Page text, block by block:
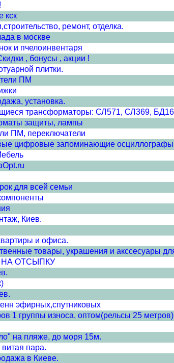
кск
ремонт, отделка.
в москве
и пчелоинвентаря
, бонусы , акции !
плитки.
ПМ
установка.
трансформаторы: СЛ571, СЛ369,
защиты, лампы
ПМ, переключатели
цифровые запоминающие осциллографы
для всей семьи
Киев.
и офиса.
товары, украшения и акссесуары
ОТСЫПКУ
эфирных,спутниковых
1 группы износа, оптом(рельсы 25
на пляже, до моря 15м.
пара.
в Киеве.